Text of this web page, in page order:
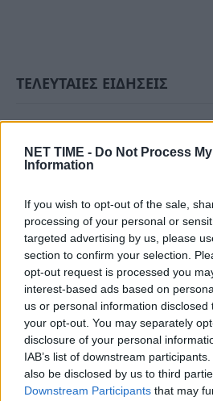
NET TIME - Do Not Process
Information
If you wish to opt-out of the sale,
processing of your personal or
targeted advertising by us, please
section to confirm your selection.
opt-out request is processed you
interest-based ads based on
us or personal information
your opt-out. You may separately
disclosure of your personal
IAB’s list of downstream
also be disclosed by us to third
Downstream Participants that may
ΤΕΛΕΥΤΑΙΕΣ ΕΙΔΗΣΕΙΣ
Σοκ σε ελληνικό νησί: Σε
ζούμε; Φρικιαστική
Κυ, 9 Αυγ 2026 09:53